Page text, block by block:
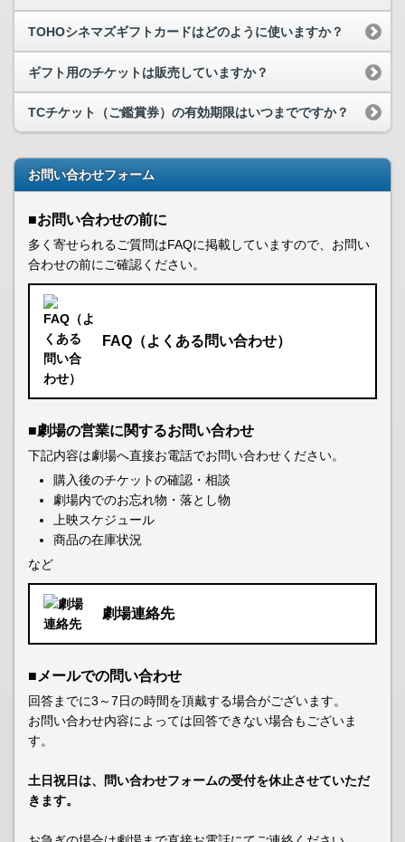
TOHOシネマズギフトカードはどのように使いますか？
ギフト用のチケットは販売していますか？
TCチケット（ご鑑賞券）の有効期限はいつまでですか？
お問い合わせフォーム
■お問い合わせの前に
多く寄せられるご質問はFAQに掲載していますので、お問い
合わせの前にご確認ください。
FAQ（よくある問い合わせ）
■劇場の営業に関するお問い合わせ
下記内容は劇場へ直接お電話でお問い合わせください。
購入後のチケットの確認・相談
劇場内でのお忘れ物・落とし物
上映スケジュール
商品の在庫状況
など
劇場連絡先
■メールでの問い合わせ
回答までに3～7日の時間を頂戴する場合がございます。
お問い合わせ内容によっては回答できない場合もございま
す。
土日祝日は、問い合わせフォームの受付を休止させていただ
きます。